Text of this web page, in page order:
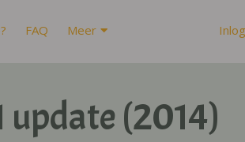
FAQ Meer
update (2014)